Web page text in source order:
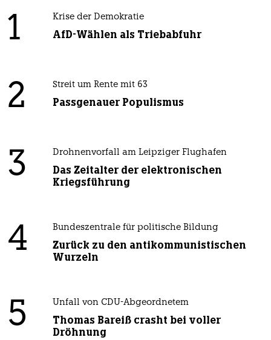
1 Krise der Demokratie
AfD-Wählen als Triebabfuhr
2 Streit um Rente mit 63
Passgenauer Populismus
3 Drohnenvorfall am Leipziger Flughafen
Das Zeitalter der elektronischen
Kriegsführung
4 Bundeszentrale für politische Bildung
Zurück zu den antikommunistischen
Wurzeln
5 Unfall von CDU-Abgeordnetem
Thomas Bareiß crasht bei voller
Dröhnung